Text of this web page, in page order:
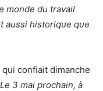
monde du travail
aussi historique que
confiait dimanche
Le 3 mai prochain, à